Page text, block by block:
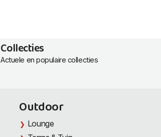
Collecties
Actuele en populaire collecties
Outdoor
Lounge